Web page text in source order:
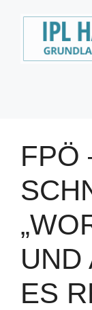
FPÖ
UND
ES